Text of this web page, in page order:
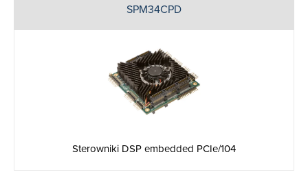
SPM34CPD
Sterowniki DSP embedded PCIe/104